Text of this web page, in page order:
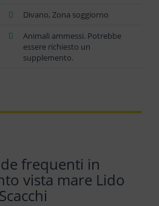
Divano, Zona soggiorno
Animali ammessi. Potrebbe
essere richiesto un
supplemento.
frequenti in
vista mare Lido
Scacchi